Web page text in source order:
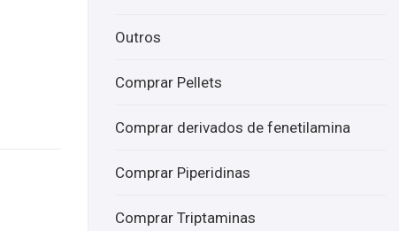
Outros
Comprar Pellets
Comprar derivados de fenetilamina
Comprar Piperidinas
Comprar Triptaminas